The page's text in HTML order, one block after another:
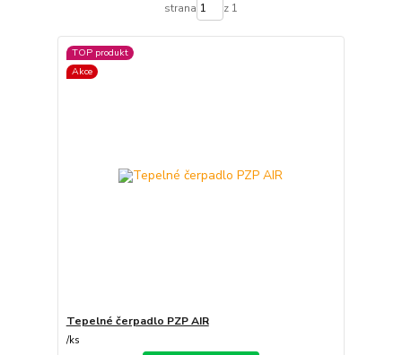
strana z 1
TOP produkt
Akce
Tepelné čerpadlo PZP AIR
/ks